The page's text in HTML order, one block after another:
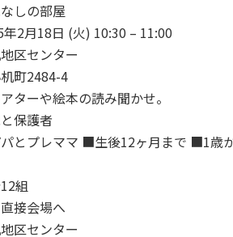
しの部屋
2月18日 (火) 10:30 – 11:00
区センター
町2484-4
ターや絵本の読み聞かせ。
保護者
とプレママ ■生後12ヶ月まで ■1歳
組
接会場へ
区センター